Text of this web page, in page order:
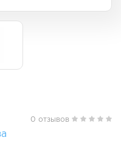
0 отзывов